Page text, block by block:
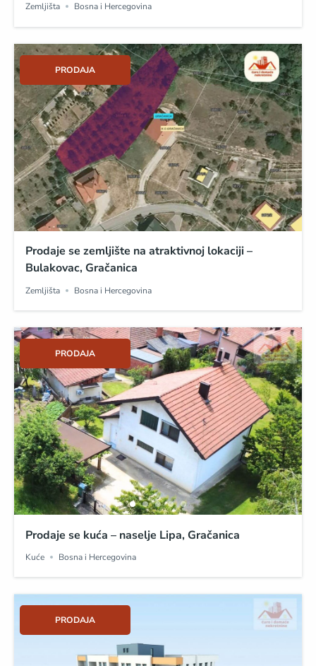
Zemljišta Bosna i Hercegovina
PRODAJA
Prodaje se zemljište na atraktivnoj lokaciji –
Bulakovac, Gračanica
Zemljišta Bosna i Hercegovina
PRODAJA
Prodaje se kuća – naselje Lipa, Gračanica
Kuće Bosna i Hercegovina
PRODAJA